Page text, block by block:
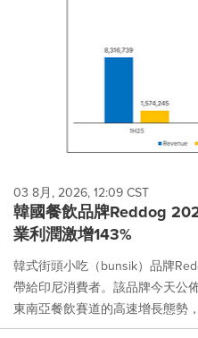
03 8月, 2026, 12:09 CST
韓國餐飲品牌Reddog
業利潤激增143%
韓式街頭小吃（bunsik）品牌
帶給印尼消費者。該品牌今天公
東南亞餐飲賽道的高速增長態勢